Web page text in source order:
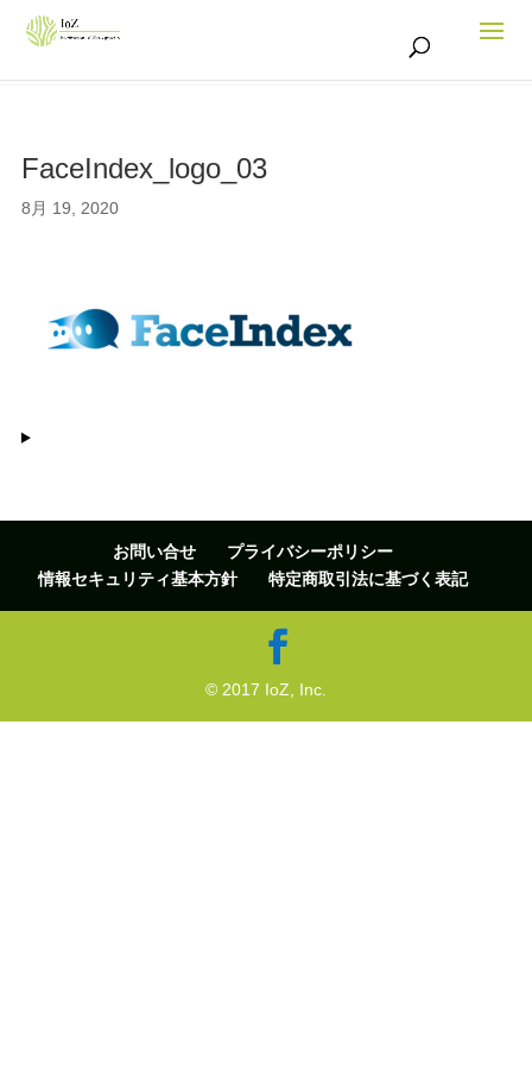
FaceIndex_logo_03
8月 19, 2020
お問い合せ
プライバシーポリシー
情報セキュリティ基本方針
特定商取引法に基づく表記
© 2017 IoZ, Inc.